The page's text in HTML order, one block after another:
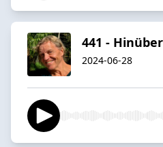
441 -
2024-06-28